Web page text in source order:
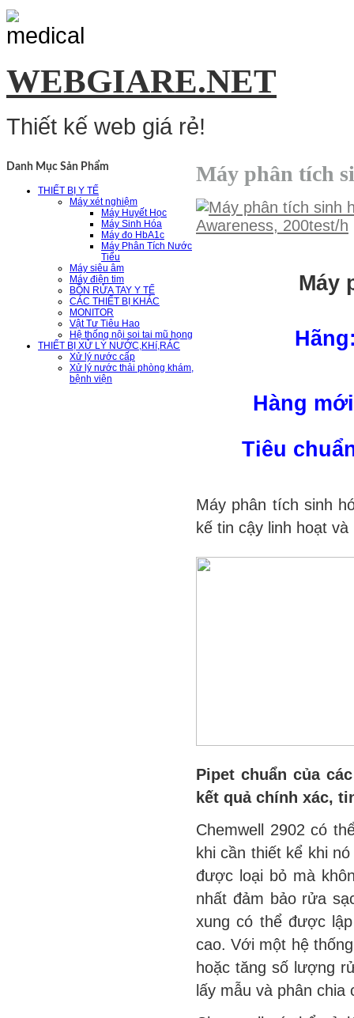
WEBGIARE.NET
Thiết kế web giá rẻ!
Danh Mục Sản Phẩm
THIẾT BỊ Y TẾ
Máy xét nghiệm
Máy Huyết Học
Máy Sinh Hóa
Máy đo HbA1c
Máy Phân Tích Nước
Tiểu
Máy siêu âm
Máy điện tim
BỒN RỬA TAY Y TẾ
CÁC THIẾT BỊ KHÁC
MONITOR
Vật Tư Tiêu Hao
Hệ thống nội soi tai mũ họng
THIẾT BỊ XỬ LÝ NƯỚC,KHí,RÁC
Xử lý nước cấp
Xử lý nước thải phòng khám,
bệnh viện
Máy phân tích
Máy
Hàng
Tiêu
Máy phân tích sinh
kế tin cậy linh hoạt và
Pipet chuẩn của
kết quả chính xác,
Chemwell 2902 có
khi cần thiết kể khi
được loại bỏ mà
nhất đảm bảo rửa
xung có thể được
cao. Với một hệ
hoặc tăng số lượng
lấy mẫu và phân